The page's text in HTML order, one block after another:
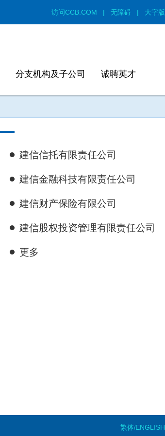
访问CCB.COM | 无障碍 | 大字版
分支机构及子公司 诚聘英才
建信信托有限责任公司
建信金融科技有限责任公司
建信财产保险有限公司
建信股权投资管理有限责任公司
更多
繁体/ENGLISH